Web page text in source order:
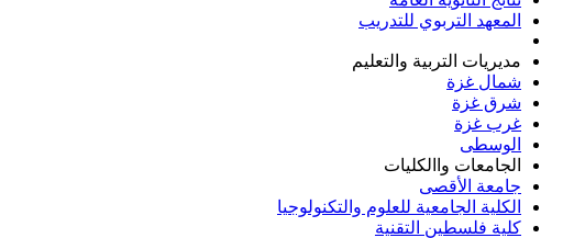
المعهد التربوي للتدريب
مديريات التربية والتعليم
شمال غزة
شرق غزة
غرب غزة
الوسطى
الجامعات واالكليات
جامعة الأقصى
الكلية الجامعية للعلوم والتكنولوجيا
كلية فلسطين التقنية